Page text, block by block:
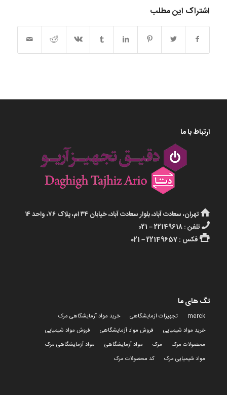
اشتراک این مطلب
ارتباط با ما
تهران، سعادت آباد، بلوار سعادت آباد، خیابان ۳۴ ام، پلاک ۷۶، واحد ۱۴
تلفن : 22149618 – 021
فکس : 22149657 – 021
تگ های ما
merck تجهیزات ازمایشگاهی
خرید مواد آزمایشگاهی مرک
خرید مواد شیمیایی
فروش مواد آزمایشگاهی
فروش مواد شیمیایی
محصولات مرک
مرک مواد آزمایشگاهی
مواد آزمایشگاهی مرک
مواد شیمیایی مرک
کد محصولات مرک